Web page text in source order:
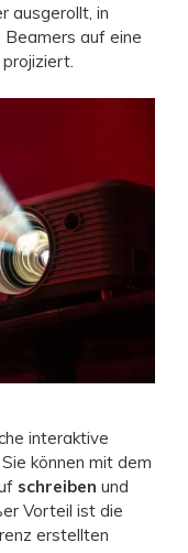
ausgerollt, in
Beamers auf eine
interaktive
können mit dem
schreiben und
Vorteil ist die
erstellten